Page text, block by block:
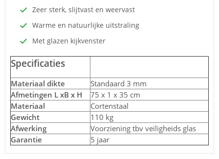
Zeer sterk, slijtvast en weervast
Warme en natuurlijke uitstraling
Met glazen kijkvenster
Specificaties
Materiaal dikte
Standaard 3 mm
Afmetingen L xB x H
75 x 1 x 35 cm
Materiaal
Cortenstaal
Gewicht
110 kg
Afwerking
Voorziening tbv veiligheids glas
Garantie
5 jaar